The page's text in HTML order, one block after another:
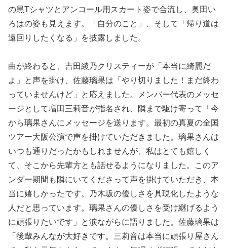
の黒Tシャツとアンコール用スカート姿で合流し、奥田い
ろはの姿も見えます。「自分のこと」、そして「帰り道は
遠回りしたくなる」を披露しました。
曲が終わると、吉田綾乃クリスティーが「本当に綺麗だ
よ」と声を掛け、佐藤璃果は「やり切りました！まだ終わ
っていませんけど」と応えました。メンバー代表のメッセ
ージとして増田三莉音が指名され、隣まで駆け寄って「今
から璃果さんにメッセージを送ります。最初の真夏の全国
ツアー大阪公演で声を掛けていただきました。璃果さんは
いつも通りだったかもしれませんが、私はとても嬉しく
て、そこから先輩方とも話せるようになりました。このア
ンダー期間も隣にいてくださって声を掛けていただき、本
当に嬉しかったです。乃木坂の優しさを具現化したような
人だと思っています。璃果さんの優しさを受け継げるよう
に頑張りたいです」と涙ながらに語りました。佐藤璃果は
「後輩みんなが大好きです。三莉音は本当に頑張り屋さん